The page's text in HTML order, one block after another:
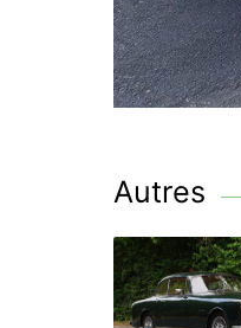
Autres